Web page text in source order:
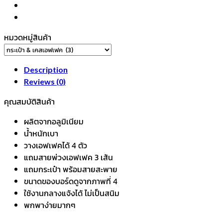
รุ่น
STB-
พร้อม
กระเป๋า
สาย
พ่วง
สาย
เทป
ติด
3M
Pedal
effect
board
quantity
หมวดหมู่สินค้า
Description
Reviews (0)
คุณสมบัติสินค้า
ผลิตจากอลูมิเนียม
น้ำหนักเบา
วางเอฟเฟคได้ 4 ตัว
แถมสายพ่วงเอฟเฟค 3 เส้น
แถมกระเป๋า พร้อมสายสะพาย
ขนาดของบอร์ดดูจากภาพที่ 4
ใช้งานกลางแจ้งได้ ไม่เป็นสนิม
พกพาง่ายมากๆ